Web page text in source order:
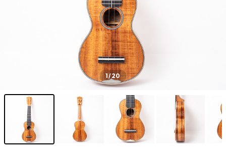
1/20